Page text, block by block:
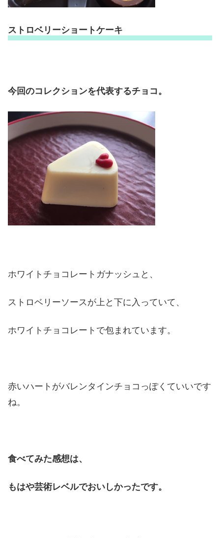
ストロベリーショートケーキ
今回のコレクションを代表するチョコ。
ホワイトチョコレートガナッシュと、
ストロベリーソースが上と下に入っていて、
ホワイトチョコレートで包まれています。
赤いハートがバレンタインチョコっぽくていいです
ね。
食べてみた感想は、
もはや芸術レベルでおいしかったです。